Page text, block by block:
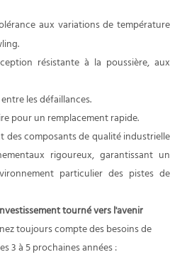
aux variations de température
résistante à la poussière, aux
les défaillances.
pour un remplacement rapide.
des composants de qualité industrielle
rigoureux, garantissant un
particulier des pistes de
tourné vers l'avenir
toujours compte des besoins de
3 à 5 prochaines années :